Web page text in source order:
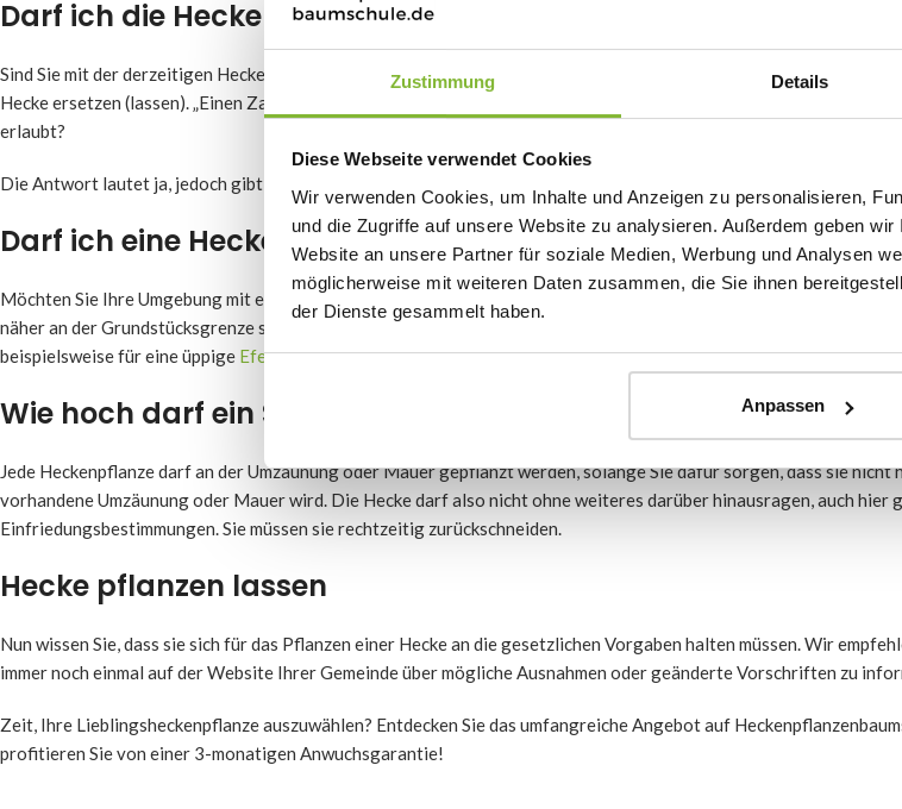
Zustimmung Details
Diese Webseite verwendet Cookies
Wir verwenden Cookies, um Inhalte und Anzeigen zu personalisieren,
und die Zugriffe auf unsere Website zu analysieren. Außerdem geben
Website an unsere Partner für soziale Medien, Werbung und Analysen
möglicherweise mit weiteren Daten zusammen, die Sie ihnen
der Dienste gesammelt haben.
Anpassen
Darf ich die Hecke auf der Grundstücksgrenze ersetzen?
Sind Sie mit der derzeitigen Hecke auf der Grundstücksgrenze unzufrieden? Nur mit der Zustimmung Ihres Nachbarn
Hecke ersetzen (lassen). „Einen Zaun anstelle einer Hecke errichten“ ist etwas, das manchen Menschen in den Sinn
erlaubt?
Die Antwort lautet ja, jedoch gibt es auch hier Abstandsrichtlinien.
Darf ich eine Hecke an einem Zaun pflanzen?
Möchten Sie Ihre Umgebung mit einer Hecke vor dem Zaun begrünen? Gute Nachrichten, denn in diesem Fall darf
näher an der Grundstücksgrenze stehen als die üblichen 50 Zentimeter, wenn der Zaun auf der Grundstücksgrenze
beispielsweise für eine üppige Efeuheckeentscheiden.
Wie hoch darf ein Strauch über einem Zaun sein?
Jede Heckenpflanze darf an der Umzäunung oder Mauer gepflanzt werden, solange Sie dafür sorgen, dass sie nicht
vorhandene Umzäunung oder Mauer wird. Die Hecke darf also nicht ohne weiteres darüber hinausragen, auch hier
Einfriedungsbestimmungen. Sie müssen sie rechtzeitig zurückschneiden.
Hecke pflanzen lassen
Nun wissen Sie, dass sie sich für das Pflanzen einer Hecke an die gesetzlichen Vorgaben halten müssen. Wir
immer noch einmal auf der Website Ihrer Gemeinde über mögliche Ausnahmen oder geänderte Vorschriften zu
Zeit, Ihre Lieblingsheckenpflanze auszuwählen? Entdecken Sie das umfangreiche Angebot auf
profitieren Sie von einer 3-monatigen Anwuchsgarantie!